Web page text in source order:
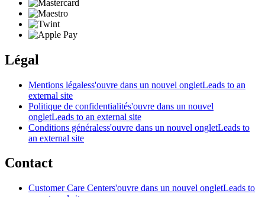
Légal
Mentions légaless'ouvre dans un nouvel ongletLeads to an
external site
Politique de confidentialités'ouvre dans un nouvel
ongletLeads to an external site
Conditions généraless'ouvre dans un nouvel ongletLeads to
an external site
Contact
Customer Care Centers'ouvre dans un nouvel ongletLeads to